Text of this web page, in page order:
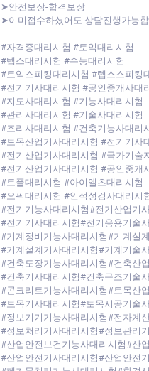
➤안전보장-합격보장
➤이미접수하셨어도 상담진행가능
#자격증대리시험 #토익대리시험
#텝스대리시험 #수능대리시험
#토익스피킹대리시험 #텝스스피킹
#전기기사대리시험 #공인중개사대
#지도사대리시험 #기능사대리시험
#관리사대리시험 #기술사대리시험
#조리사대리시험 #건축기능사대리
#토목산업기사대리시험 #전기기사
#전기산업기사대리시험 #국가기술
#전기산업기사대리시험 #공인중개
#토플대리시험 #아이엘츠대리시험
#오픽대리시험 #인적성검사대리시
#전기기능사대리시험#전기산업기
#전기기사대리시험#전기응용기술
#기계정비기능사대리시험#기계설
#기계설계기사대리시험#기계기술
#건축도장기능사대리시험#건축산
#건축기사대리시험#건축구조기술
#콘크리트기능사대리시험#토목산
#토목기사대리시험#토목시공기술
#정보기기기능사대리시험#전자계
#정보처리기사대리시험#정보관리
#산업안전보건기능사대리시험#산
#산업안전기사대리시험#산업안전